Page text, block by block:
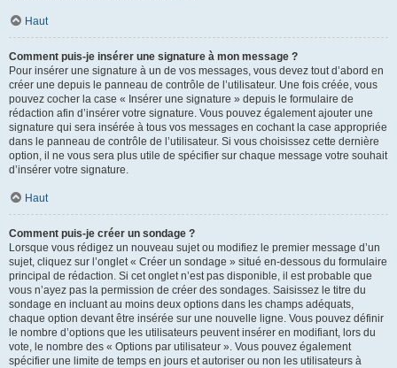
Haut
Comment puis-je insérer une signature à mon message ?
Pour insérer une signature à un de vos messages, vous devez tout d’abord en
créer une depuis le panneau de contrôle de l’utilisateur. Une fois créée, vous
pouvez cocher la case « Insérer une signature » depuis le formulaire de
rédaction afin d’insérer votre signature. Vous pouvez également ajouter une
signature qui sera insérée à tous vos messages en cochant la case appropriée
dans le panneau de contrôle de l’utilisateur. Si vous choisissez cette dernière
option, il ne vous sera plus utile de spécifier sur chaque message votre souhait
d’insérer votre signature.
Haut
Comment puis-je créer un sondage ?
Lorsque vous rédigez un nouveau sujet ou modifiez le premier message d’un
sujet, cliquez sur l’onglet « Créer un sondage » situé en-dessous du formulaire
principal de rédaction. Si cet onglet n’est pas disponible, il est probable que
vous n’ayez pas la permission de créer des sondages. Saisissez le titre du
sondage en incluant au moins deux options dans les champs adéquats,
chaque option devant être insérée sur une nouvelle ligne. Vous pouvez définir
le nombre d’options que les utilisateurs peuvent insérer en modifiant, lors du
vote, le nombre des « Options par utilisateur ». Vous pouvez également
spécifier une limite de temps en jours et autoriser ou non les utilisateurs à